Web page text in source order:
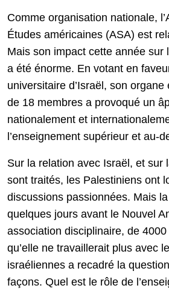
Comme organisation nationale,
Études américaines (ASA) est
Mais son impact cette année sur
a été énorme. En votant en
universitaire d’Israël, son
de 18 membres a provoqué un
nationalement et
l’enseignement supérieur et au-
Sur la relation avec Israël, et sur
sont traités, les Palestiniens ont
discussions passionnées. Mais la
quelques jours avant le Nouvel
association disciplinaire, de
qu’elle ne travaillerait plus avec
israéliennes a recadré la
façons. Quel est le rôle de